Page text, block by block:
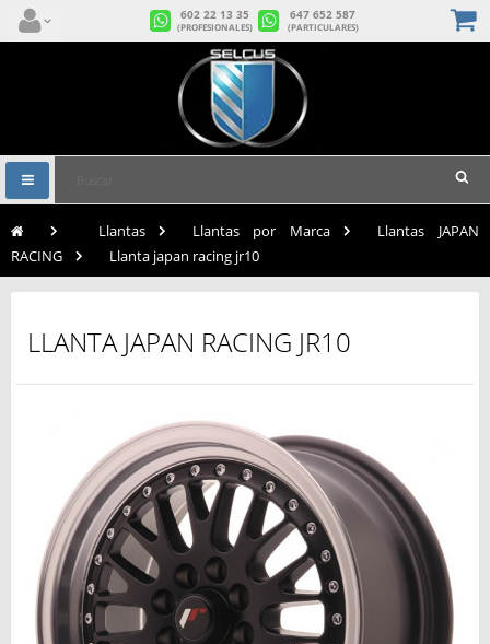
602 22 13 35
(PROFESIONALES)
647 652 587
(PARTICULARES)
Navegación
Toggle
Llantas Llantas por Marca
Llantas JAPAN
RACING
Llanta japan racing jr10
LLANTA JAPAN RACING JR10